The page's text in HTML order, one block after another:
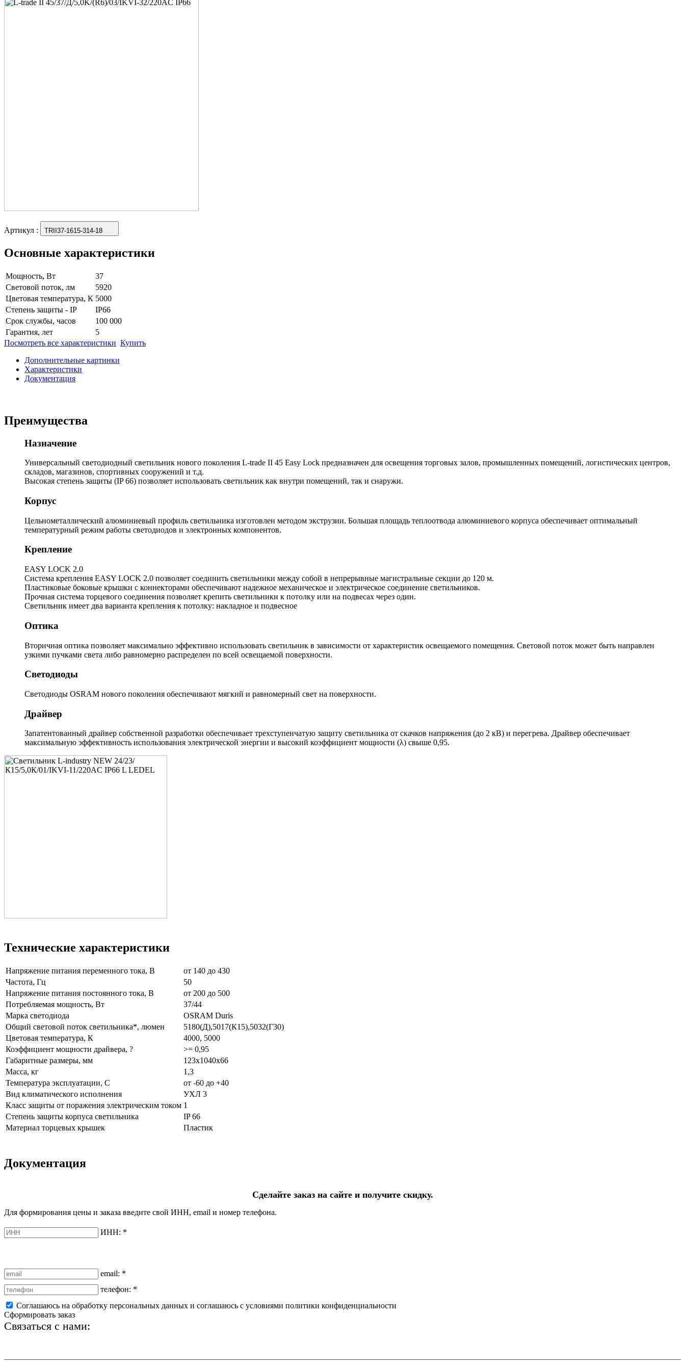
Артикул : TRII37-1615-314-18
Основные характеристики
Мощность, Вт
37
Световой поток, лм
5920
Цветовая температура, К 5000
Степень защиты - IP
IP66
Срок службы, часов
100 000
Гарантия, лет
5
Посмотреть все характеристики Купить
Дополнительные картинки
Характеристики
Документация
Преимущества
Назначение
Универсальный светодиодный светильник нового поколения L-trade II 45 Easy Lock предназначен для освещения торговых залов, промышленных помещений, логистических центров,
складов, магазинов, спортивных сооружений и т.д.
Высокая степень защиты (IP 66) позволяет использовать светильник как внутри помещений, так и снаружи.
Корпус
Цельнометаллический алюминиевый профиль светильника изготовлен методом экструзии. Большая площадь теплоотвода алюминиевого корпуса обеспечивает оптимальный
температурный режим работы светодиодов и электронных компонентов.
Крепление
EASY LOCK 2.0
Система крепления EASY LOCK 2.0 позволяет соединить светильники между собой в непрерывные магистральные секции до 120 м.
Пластиковые боковые крышки с коннекторами обеспечивают надежное механическое и электрическое соединение светильников.
Прочная система торцевого соединения позволяет крепить светильники к потолку или на подвесах через один.
Светильник имеет два варианта крепления к потолку: накладное и подвесное
Оптика
Вторичная оптика позволяет максимально эффективно использовать светильник в зависимости от характеристик освещаемого помещения. Световой поток может быть направлен
узкими пучками света либо равномерно распределен по всей освещаемой поверхности.
Светодиоды
Светодиоды OSRAM нового поколения обеспечивают мягкий и равномерный свет на поверхности.
Драйвер
Запатентованный драйвер собственной разработки обеспечивает трехступенчатую защиту светильника от скачков напряжения (до 2 кВ) и перегрева. Драйвер обеспечивает
максимальную эффективность использования электрической энергии и высокий коэффициент мощности (λ) свыше 0,95.
Технические характеристики
Напряжение питания переменного тока, В
от 140 до 430
Частота, Гц
50
Напряжение питания постоянного тока, В
от 200 до 500
Потребляемая мощность, Вт
37/44
Марка светодиода
OSRAM Duris
Общий световой поток светильника*, люмен
5180(Д),5017(К15),5032(Г30)
Цветовая температура, К
4000, 5000
Коэффициент мощности драйвера, ?
>= 0,95
Габаритные размеры, мм
123х1040х66
Масса, кг
1,3
Температура эксплуатации, С
от -60 до +40
Вид климатического исполнения
УХЛ 3
Класс защиты от поражения электрическим током 1
Степень защиты корпуса светильника
IP 66
Материал торцевых крышек
Пластик
Документация
Сделайте заказ на сайте и получите скидку.
Для формирования цены и заказа введите свой ИНН, email и номер телефона.
ИНН: *
email: *
телефон: *
Соглашаюсь на обработку персональных данных и соглашаюсь с условиями политики конфиденциальности
Сформировать заказ
Связаться с нами: